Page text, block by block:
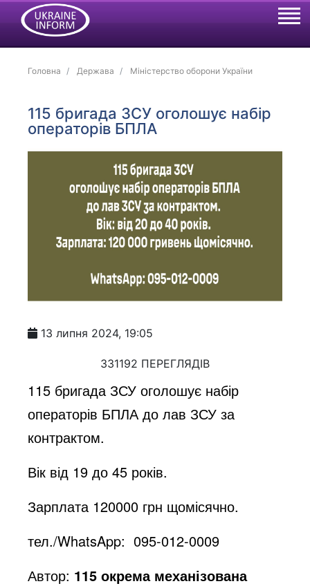
Головна Держава Міністерство оборони України
115 бригада ЗСУ оголошує набір
операторів БПЛА
13 липня 2024, 19:05
331192 ПЕРЕГЛЯДІВ
115 бригада ЗСУ оголошує набір
операторів БПЛА до лав ЗСУ за
контрактом.
Вік від 19 до 45 років.
Зарплата 120000 грн щомісячно.
тел./WhatsApp: 095-012-0009
Автор: 115 окрема механізована